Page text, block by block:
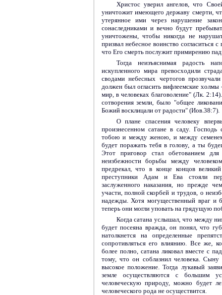
Христос уверил ангелов, что
уничтожит имеющего державу смерти,
утерянное ими через нарушение
сонаследниками и вечно будут
уничтожены, чтобы никогда не
призвал небесное воинство согласиться
что Его смерть послужит примирению
Тогда неизъяснимая радость
искупленного мира превосходили
сводами небесных чертогов
должен был огласить вифлеемские
мир, в человеках благоволение" (Лк.
сотворения земли, было "общее
Божий восклицали от радости" (Иов.38:7).
О плане спасения человеку
произнесенном сатане в саду.
тобою и между женою, и между
будет поражать тебя в голову, а ты
Этот приговор стал обетованием
неизбежности борьбы между
предрекал, что в конце концов
преступники Адам и Ева стояли
заслуженного наказания, но прежде
участи, полной скорбей и трудов, о
надежды. Хотя могущественный враг и
теперь они могли уповать на грядущую
Когда сатана услышал, что между
будет посеяна вражда, он понял, что
натолкнется на определенные
сопротивляться его влиянию. Все же,
более полно, сатана ликовал вместе с
тому, что он соблазнил человека.
высокое положение. Тогда лукавый
земле осуществляются с большим
человеческую природу, можно будет
человеческого рода не осуществится.